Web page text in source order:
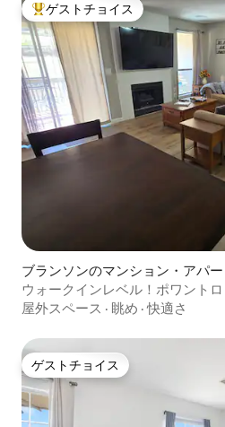
大好評のゲストチョイスです。
ゲストチョイス
ブランソンのマンション・アパー
ウォークインレベル！ポワント
きるコンドミニアム！
屋外スペース · 眺め ·快適さ
ゲストチョイス
ゲストチョイス